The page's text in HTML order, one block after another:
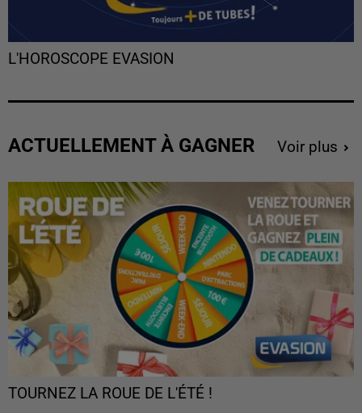
L'HOROSCOPE EVASION
ACTUELLEMENT À GAGNER Voir plus
TOURNEZ LA ROUE DE L'ÉTÉ !